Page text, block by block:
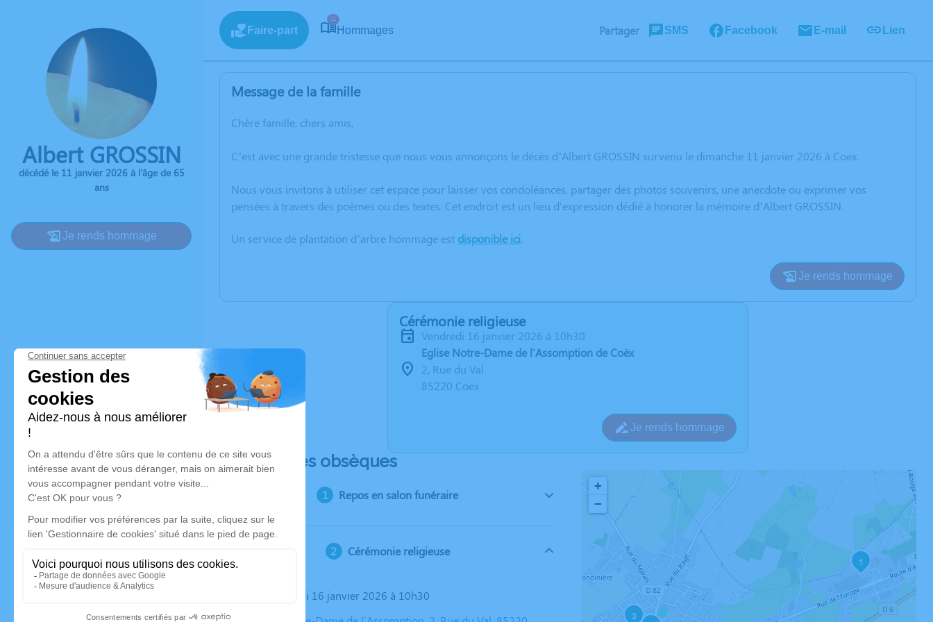
Albert GROSSIN
décédé le 11 janvier 2026 à l'âge de 65
ans
Je rends hommage
Faire-part
11
Hommages Partager SMS Facebook E-mail Lien
Message de la famille
Chère famille, chers amis,
C’est avec une grande tristesse que nous vous annonçons le décès d’Albert GROSSIN survenu le dimanche 11 janvier 2026 à Coex.
Nous vous invitons à utiliser cet espace pour laisser vos condoléances, partager des photos souvenirs, une anecdote ou exprimer vos
pensées à travers des poèmes ou des textes. Cet endroit est un lieu d'expression dédié à honorer la mémoire d’Albert GROSSIN.
Un service de plantation d’arbre hommage est disponible ici.
Je rends hommage
Cérémonie religieuse
vendredi 16 janvier 2026 à 10h30
Eglise Notre-Dame de l'Assomption de Coëx
2, Rue du Val
85220 Coëx
Je rends hommage
Déroulé des obsèques
Repos en salon funéraire
Cérémonie religieuse
Le vendredi 16 janvier 2026 à 10h30
1
3
+
−